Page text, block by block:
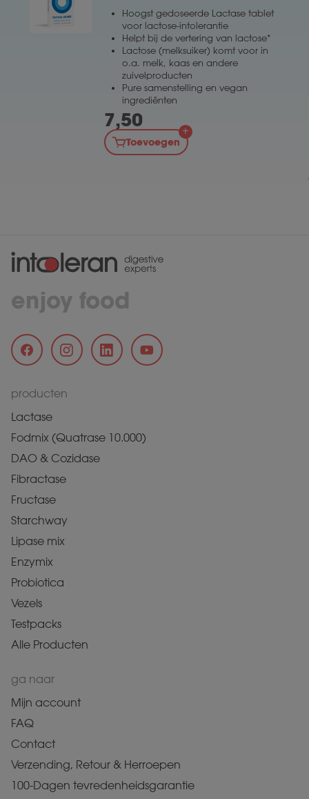
Hoogst gedoseerde Lactase tablet
voor lactose-intolerantie
Helpt bij de vertering van lactose*
Lactose (melksuiker) komt voor in
o.a. melk, kaas en andere
zuivelproducten
Pure samenstelling en vegan
ingrediënten
7,50
Toevoegen
enjoy food
producten
Lactase
Fodmix (Quatrase 10.000)
DAO & Cozidase
Fibractase
Fructase
Starchway
Lipase mix
Enzymix
Probiotica
Vezels
Testpacks
Alle Producten
ga naar
Mijn account
FAQ
Contact
Verzending, Retour & Herroepen
100-Dagen tevredenheidsgarantie